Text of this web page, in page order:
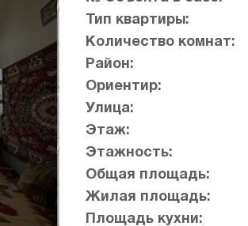
Тип квартиры:
Количество комнат:
Район:
Ориентир:
Улица:
Этаж:
Этажность:
Общая площадь:
Жилая площадь:
Площадь кухни: